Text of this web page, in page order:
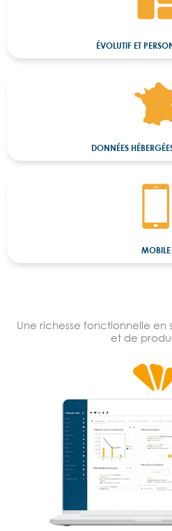
ÉVOLUTIF ET
DONNÉES
MOBILE
Une richesse fonctionnelle en
et de